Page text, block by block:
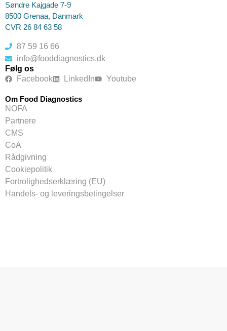
Søndre Kajgade 7-9
8500 Grenaa, Danmark
CVR 26 84 63 58
87 59 16 66
info@fooddiagnostics.dk
Følg os
Facebook
LinkedIn Youtube
Om Food Diagnostics
NOFA
Partnere
CMS
CoA
Rådgivning
Cookiepolitik
Fortrolighedserklæring (EU)
Handels- og leveringsbetingelser